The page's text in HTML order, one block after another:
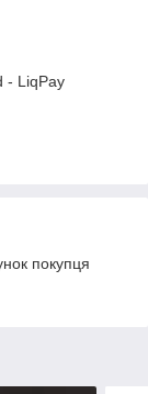
- LiqPay
покупця